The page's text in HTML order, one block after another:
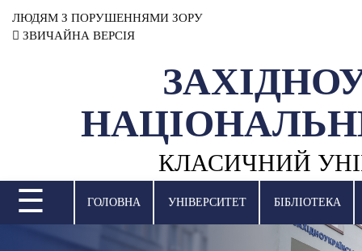
ЛЮДЯМ З ПОРУШЕННЯМИ ЗОРУ
ЗВИЧАЙНА ВЕРСІЯ
КЛАСИЧНИЙ
НАУКОВА ДІЯЛЬНІСТЬ
МІЖНАРОДНА ДІЯЛЬНІСТЬ
ВСТУПНА КАМПАНІЯ
☰ ГОЛОВНА УНІВЕРСИТЕТ БІБЛІОТЕКА